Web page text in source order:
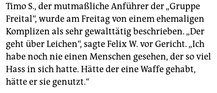
abo
genossenschaft
epaper login
Timo S., der mutmaßliche Anführer der „Gruppe
Freital“, wurde am Freitag von einem ehemaligen
Komplizen als sehr gewalttätig beschrieben. „Der
geht über Leichen“, sagte Felix W. vor Gericht. „Ich
habe noch nie einen Menschen gesehen, der so viel
Hass in sich hatte. Hätte der eine Waffe gehabt,
hätte er sie genutzt.“